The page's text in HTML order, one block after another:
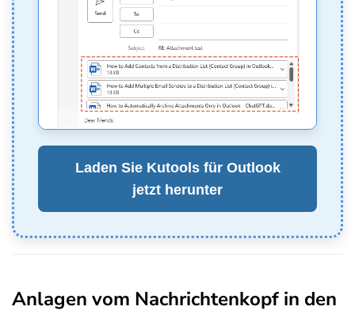
Laden Sie Kutools für Outlook
jetzt herunter
Anlagen vom Nachrichtenkopf in den